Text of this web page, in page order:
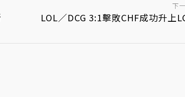
下
LOL／DCG 3:1擊敗CHF成功升上